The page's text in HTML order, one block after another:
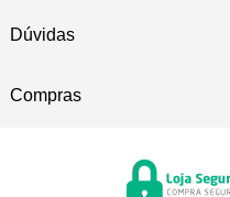
Dúvidas
Compras